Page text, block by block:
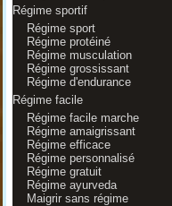
Régime sportif
Régime sport
Régime protéiné
Régime musculation
Régime grossissant
Régime d'endurance
Régime facile
Régime facile marche
Régime amaigrissant
Régime efficace
Régime personnalisé
Régime gratuit
Régime ayurveda
Maigrir sans régime